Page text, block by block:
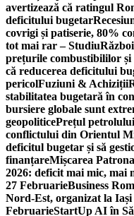
avertizează că ratingul
deficitului bugetar
covrigi și patiserie, 80%
tot mai rar – Studiu
prețurile combustibililor și
că reducerea deficitului
pericolFuziuni & Achiziții
stabilitatea bugetară în
bursiere globale sunt
geopoliticePrețul
conflictului din Orientul
deficitul bugetar și să
finanțareMișcarea
2026: deficit mai mic,
27 FebruarieBusiness
Nord-Est, organizat la
FebruarieStartUp AI în